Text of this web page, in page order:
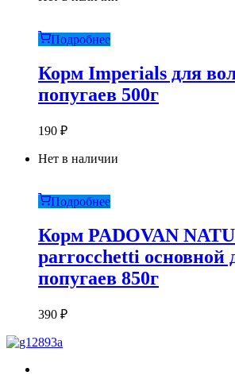
Подробнее
Корм Imperials для
попугаев 500г
190 ₽
Нет в наличии
Подробнее
Корм PADOVAN
parrocchetti основной
попугаев 850г
390 ₽